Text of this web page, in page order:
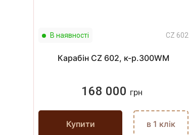
В наявності CZ 602
Карабін CZ 602, к-р.300WM
168 000 грн
Купити в 1 клік